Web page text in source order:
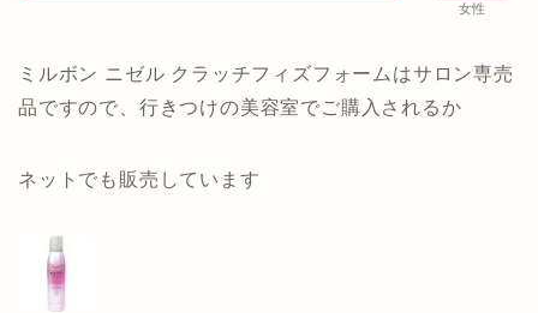
女性
ミルボン ニゼル クラッチフィズフォームはサロン専売
品ですので、行きつけの美容室でご購入されるか
ネットでも販売しています